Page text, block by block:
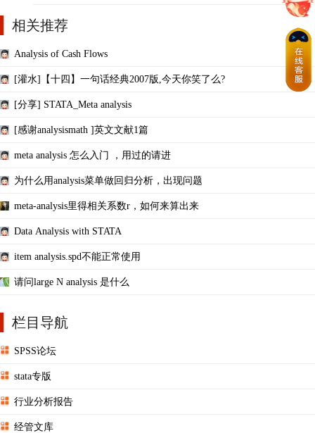
相关推荐
Analysis of Cash Flows
[灌水]【十四】一句话经典2007版,今天你笑了么?
[分享] STATA_Meta analysis
[感谢analysismath ]英文文献1篇
meta analysis 怎么入门 ，用过的请进
为什么用analysis菜单做回归分析，出现问题
meta-analysis里得相关系数r，如何来算出来
Data Analysis with STATA
item analysis.spd不能正常使用
请问large N analysis 是什么
栏目导航
SPSS论坛
stata专版
行业分析报告
经管文库